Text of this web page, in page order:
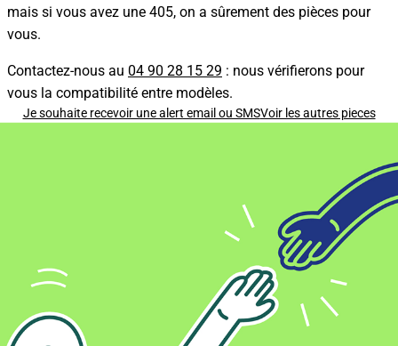
mais si vous avez une 405, on a sûrement des pièces pour
vous.
Contactez-nous au 04 90 28 15 29 : nous vérifierons pour
vous la compatibilité entre modèles.
Je souhaite recevoir une alert email ou SMSVoir les autres pieces